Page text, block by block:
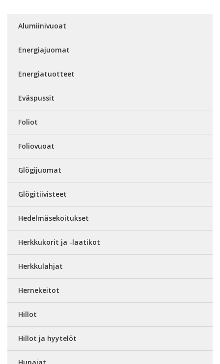
Alumiinivuoat
Energiajuomat
Energiatuotteet
Eväspussit
Foliot
Foliovuoat
Glögijuomat
Glögitiivisteet
Hedelmäsekoitukset
Herkkukorit ja -laatikot
Herkkulahjat
Hernekeitot
Hillot
Hillot ja hyytelöt